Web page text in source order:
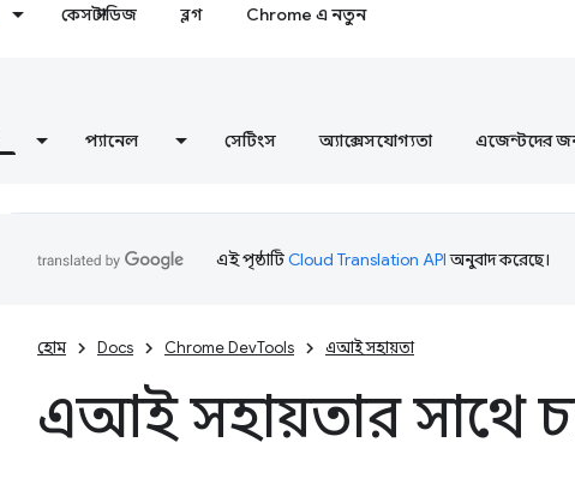
কেস স্টাডিজ ব্লগ Chrome এ নতুন
প্যানেল সেটিংস অ্যাক্সেসযোগ্যতা এজেন্টদের
এই পৃষ্ঠাটিCloud Translation APIঅনুবাদ করেছে।
হোম Docs Chrome DevTools এআই সহায়তা
এআই সহায়তার সাথে